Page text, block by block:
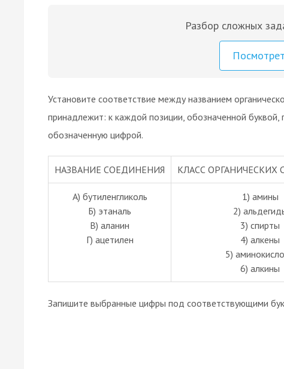
Разбор сложных
Установите соответствие между названием
принадлежит: к каждой позиции, обозначенной
обозначенную цифрой.
НАЗВАНИЕ СОЕДИНЕНИЯ КЛАСС ОРГАНИЧЕСКИХ
А) бутиленгликоль
Б) этаналь
В) аланин
Г) ацетилен
1) амины
2)
3) спирты
4) алкены
5)
6) алкины
Запишите выбранные цифры под соответствующими